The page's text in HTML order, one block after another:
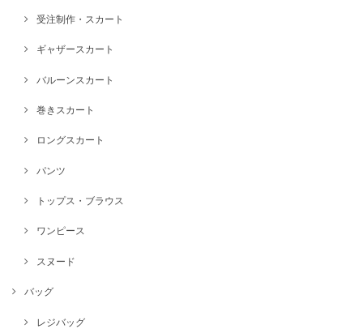
受注制作・スカート
ギャザースカート
バルーンスカート
巻きスカート
ロングスカート
パンツ
トップス・ブラウス
ワンピース
スヌード
バッグ
レジバッグ